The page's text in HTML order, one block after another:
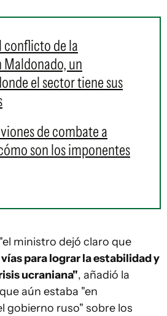
conflicto de la
un
el sector tiene sus
de combate a
son los imponentes
ministro dejó claro que
para lograr la estabilidad y
ucraniana", añadió la
aún estaba "en
gobierno ruso" sobre los